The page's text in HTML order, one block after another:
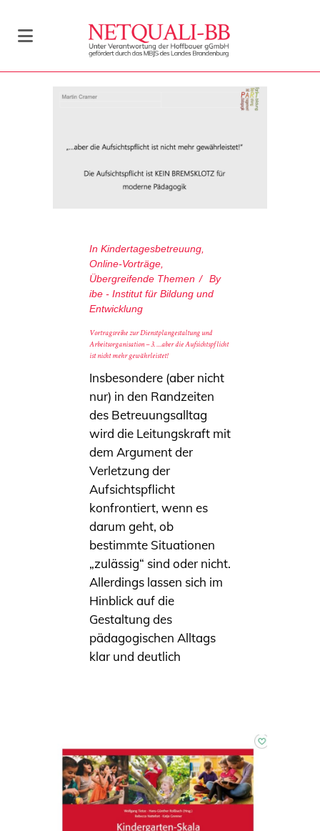
In Kindertagesbetreuung,
Online-Vorträge,
Übergreifende Themen
By
ibe - Institut für Bildung und
Entwicklung
Vortragsreihe zur Dienstplangestaltung und
Arbeitsorganisation – 3. …aber die Aufsichtspflicht
ist nicht mehr gewährleistet!
Insbesondere (aber nicht
nur) in den Randzeiten
des Betreuungsalltag
wird die Leitungskraft mit
dem Argument der
Verletzung der
Aufsichtspflicht
konfrontiert, wenn es
darum geht, ob
bestimmte Situationen
„zulässig“ sind oder nicht.
Allerdings lassen sich im
Hinblick auf die
Gestaltung des
pädagogischen Alltags
klar und deutlich